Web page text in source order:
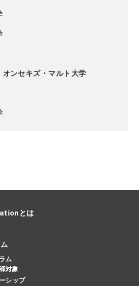
オンセキズ・マルト大学
とは
ム
対象
シップ